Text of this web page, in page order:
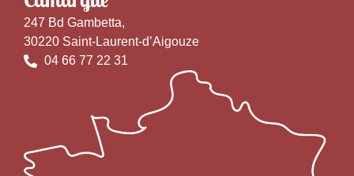
247 Bd Gambetta,
30220 Saint-Laurent-d’Aigouze
04 66 77 22 31